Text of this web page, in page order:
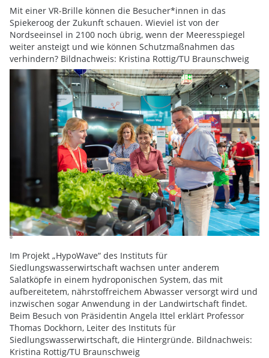
Mit einer VR-Brille können die Besucher*innen in das
Spiekeroog der Zukunft schauen. Wieviel ist von der
Nordseeinsel in 2100 noch übrig, wenn der Meeresspiegel
weiter ansteigt und wie können Schutzmaßnahmen das
verhindern? Bildnachweis: Kristina Rottig/TU Braunschweig
Im Projekt „HypoWave“ des Instituts für
Siedlungswasserwirtschaft wachsen unter anderem
Salatköpfe in einem hydroponischen System, das mit
aufbereitetem, nährstoffreichem Abwasser versorgt wird und
inzwischen sogar Anwendung in der Landwirtschaft findet.
Beim Besuch von Präsidentin Angela Ittel erklärt Professor
Thomas Dockhorn, Leiter des Instituts für
Siedlungswasserwirtschaft, die Hintergründe. Bildnachweis:
Kristina Rottig/TU Braunschweig